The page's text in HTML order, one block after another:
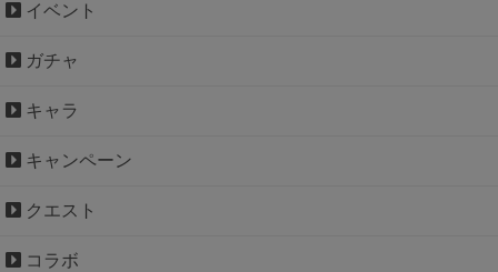
イベント
ガチャ
キャラ
キャンペーン
クエスト
コラボ